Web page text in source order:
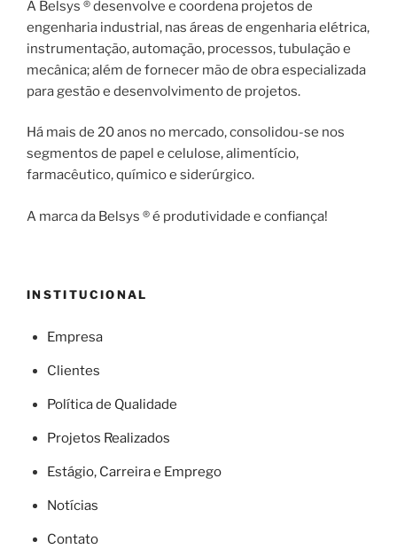
A Belsys ® desenvolve e coordena projetos de
engenharia industrial, nas áreas de engenharia elétrica,
instrumentação, automação, processos, tubulação e
mecânica; além de fornecer mão de obra especializada
para gestão e desenvolvimento de projetos.
Há mais de 20 anos no mercado, consolidou-se nos
segmentos de papel e celulose, alimentício,
farmacêutico, químico e siderúrgico.
A marca da Belsys ® é produtividade e confiança!
INSTITUCIONAL
Empresa
Clientes
Política de Qualidade
Projetos Realizados
Estágio, Carreira e Emprego
Notícias
Contato